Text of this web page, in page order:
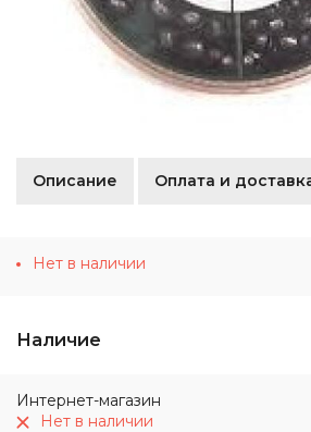
Описание Оплата и
Нет в наличии
Наличие
Интернет-магазин
Нет в наличии